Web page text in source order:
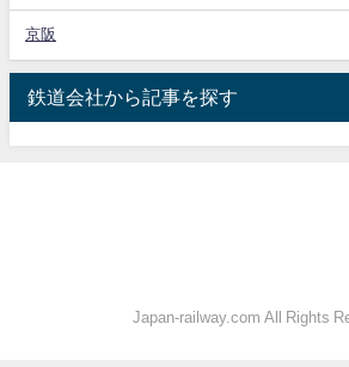
京阪
鉄道会社から記事を探す
Japan-railway.com All Rights